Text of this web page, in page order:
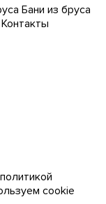
Бани из бруса
Контакты
политикой
сookie